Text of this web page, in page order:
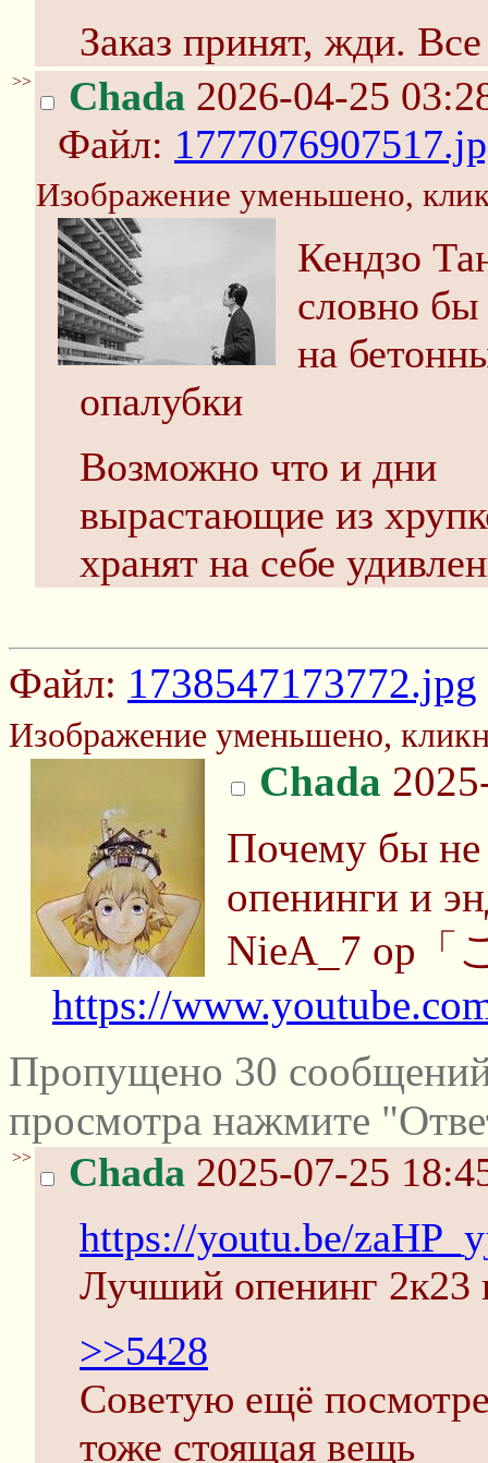
Заказ принят, жди.
>> Chada 2026-04-25
Файл:
Изображение уменьшено,
Кендзо
словно бы
на
опалубки
Возможно что и дни
вырастающие из
хранят на себе
Файл: 1738547173772.jpg
Изображение уменьшено,
Chada
Почему бы не
опенинги и
NieA_7 op「
https://
Пропущено 30
просмотра нажмите
>> Chada 2025-07-25
https://youtu.be/
Лучший опенинг 2к23
>>5428
Советую ещё
тоже стоящая вещь